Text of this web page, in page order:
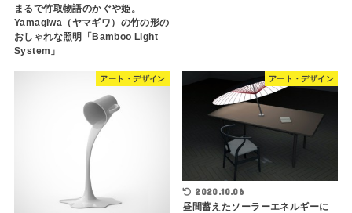
まるで竹取物語のかぐや姫。
Yamagiwa（ヤマギワ）の竹の形の
おしゃれな照明「Bamboo Light
System」
アート・デザイン アート・デザイン
2020.10.06
昼間蓄えたソーラーエネルギーに